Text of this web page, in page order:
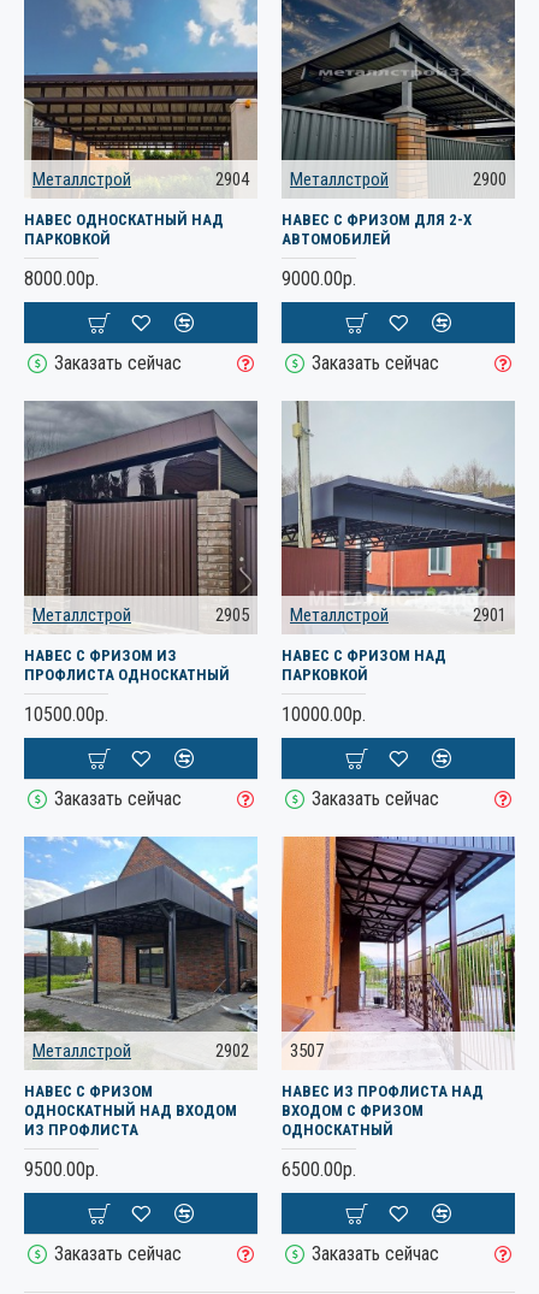
Металлстрой 2904
НАВЕС ОДНОСКАТНЫЙ НАД
ПАРКОВКОЙ
8000.00р.
Заказать сейчас
Металлстрой 2900
НАВЕС С ФРИЗОМ ДЛЯ 2-Х
АВТОМОБИЛЕЙ
9000.00р.
Заказать сейчас
Металлстрой 2905
НАВЕС С ФРИЗОМ ИЗ
ПРОФЛИСТА ОДНОСКАТНЫЙ
10500.00р.
Заказать сейчас
Металлстрой 2901
НАВЕС С ФРИЗОМ НАД
ПАРКОВКОЙ
10000.00р.
Заказать сейчас
Металлстрой 2902
НАВЕС С ФРИЗОМ
ОДНОСКАТНЫЙ НАД ВХОДОМ
ИЗ ПРОФЛИСТА
9500.00р.
Заказать сейчас
3507
НАВЕС ИЗ ПРОФЛИСТА НАД
ВХОДОМ С ФРИЗОМ
ОДНОСКАТНЫЙ
6500.00р.
Заказать сейчас